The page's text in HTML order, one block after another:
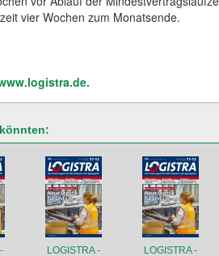
vier Wochen zum Monatsende.
LOGISTRA - LOGISTRA -